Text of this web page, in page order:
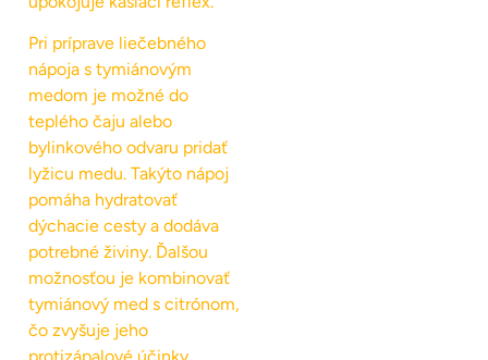
Pri príprave liečebného
nápoja s tymiánovým
medom je možné do
teplého čaju alebo
bylinkového odvaru pridať
lyžicu medu. Takýto nápoj
pomáha hydratovať
dýchacie cesty a dodáva
potrebné živiny. Ďalšou
možnosťou je kombinovať
tymiánový med s citrónom,
čo zvyšuje jeho